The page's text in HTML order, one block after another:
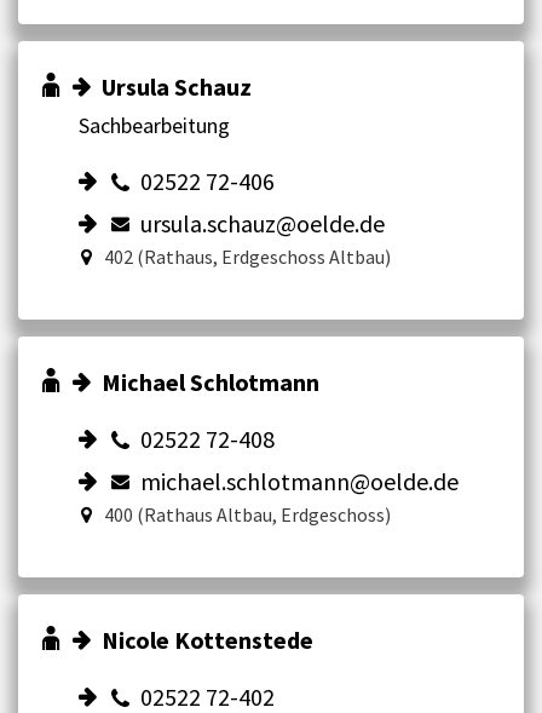
Ursula Schauz
Sachbearbeitung
02522 72-406
ursula.schauz@oelde.de
402 (Rathaus, Erdgeschoss Altbau)
Michael Schlotmann
02522 72-408
michael.schlotmann@oelde.de
400 (Rathaus Altbau, Erdgeschoss)
Nicole Kottenstede
02522 72-402